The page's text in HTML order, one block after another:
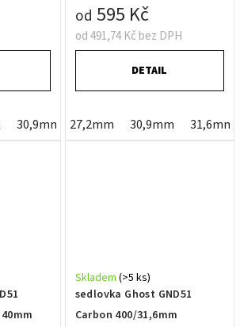
30,9mm 31,6mm
od 491,74 Kč bez DPH
od 595 Kč
DETAIL
27,2mm 30,9mm 31,6mm
sedlovka Ghost GND51
Carbon 400/31,6mm
Skladem (>5 ks)